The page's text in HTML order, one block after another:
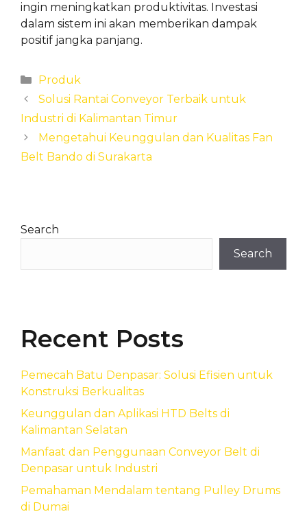
ingin meningkatkan produktivitas. Investasi
dalam sistem ini akan memberikan dampak
positif jangka panjang.
Categories
Produk
Solusi Rantai Conveyor Terbaik untuk
Industri di Kalimantan Timur
Mengetahui Keunggulan dan Kualitas Fan
Belt Bando di Surakarta
Search
Search
Recent Posts
Pemecah Batu Denpasar: Solusi Efisien untuk
Konstruksi Berkualitas
Keunggulan dan Aplikasi HTD Belts di
Kalimantan Selatan
Manfaat dan Penggunaan Conveyor Belt di
Denpasar untuk Industri
Pemahaman Mendalam tentang Pulley Drums
di Dumai